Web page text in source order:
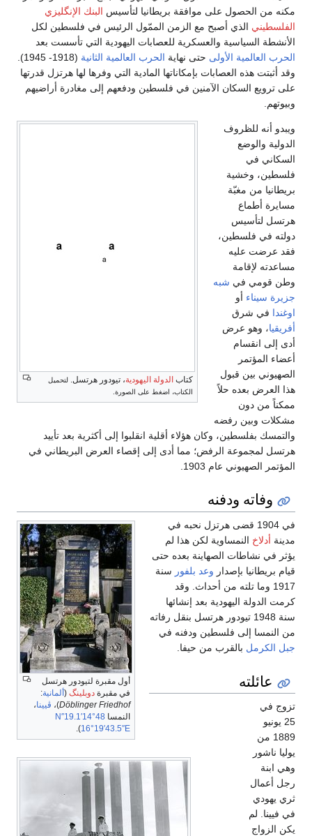
مكنه من الحصول على موافقة بريطانيا لتأسيس البنك الإنگليزي
الفلسطيني الذي أصبح مع الزمن الممّول الرئيس في فلسطين لكل
الأنشطة السياسية والعسكرية للعصابات اليهودية التي تأسست بعد
الحرب العالمية الأولى حتى نهاية الحرب العالمية الثانية
(1918- 1945).
وقد أثبتت هذه العصابات بإمكاناتها المادية التي وفرها لها هرتزل قدرتها
على ترويع السكان الآمنين في فلسطين ودفعهم إلى مغادرة أراضيهم
وبيوتهم.
كتاب الدولة اليهودية، تيودور هرتسل.
لتحميل
الكتاب، اضغط على الصورة.
ويبدو أنه للظروف
الدولية والوضع
السكاني في
فلسطين، وخشية
بريطانيا من مغبّة
مسايرة أطماع
هرتسل لتأسيس
دولته في فلسطين،
فقد عرضت عليه
مساعدته لإقامة
وطن قومي في شبه
جزيرة سيناء أو
اوغندا في شرق
أفريقيا، وهو عرض
أدى إلى انقسام
أعضاء المؤتمر
الصهيوني بين قبول
هذا العرض بعده حلاً
ممكناً من دون
مشكلات وبين رفضه
والتمسك بفلسطين، وكان هؤلاء أقلية انقلبوا إلى أكثرية بعد تأييد
هرتسل لمجموعة الرفض؛ مما أدى إلى إقصاء العرض البريطاني في
المؤتمر الصهيوني عام 1903.
وفاته ودفنه
أول مقبرة لتيودور هرتسل
في مقبرة دوبلينگ ( ألمانية:
Döblinger Friedhof)، ڤيينا،
النمسا 48°14′19.1″N
16°19′43.5″E
).
في 1904 قضى هرتزل نحبه في
مدينة أدلاخ النمساوية لكن هذا لم
يؤثر في نشاطات الصهاينة بعده حتى
قيام بريطانيا بإصدار وعد بلفور سنة
1917 وما تلته من أحداث. وقد
كرمت الدولة اليهودية بعد إنشائها
سنة 1948 تيودور هرتسل بنقل رفاته
من النمسا إلى فلسطين ودفنه في
جبل الكرمل بالقرب من حيفا.
عائلته
تزوج في
25 يونيو
1889 من
يوليا ناشور
وهي ابنة
رجل أعمال
ثري يهودي
في فيينا. لم
يكن الزواج